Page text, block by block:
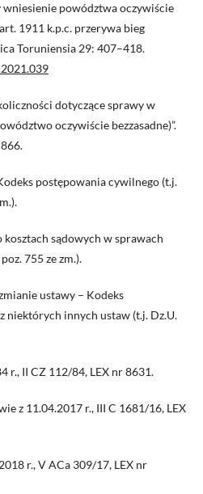
wniesienie powództwa oczywiście
1911 k.p.c. przerywa bieg
Toruniensia 29: 407–418.
dotyczące sprawy w
oczywiście bezzasadne)”.
postępowania cywilnego (t.j.
kosztach sądowych w sprawach
755 ze zm.).
ustawy – Kodeks
niektórych innych ustaw (t.j. Dz.U.
r., II CZ 112/84, LEX nr 8631.
z 11.04.2017 r., III C 1681/16, LEX
r., V ACa 309/17, LEX nr